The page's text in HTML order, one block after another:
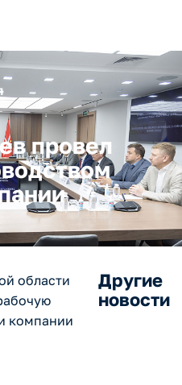
провел
области
компании
Другие
новости